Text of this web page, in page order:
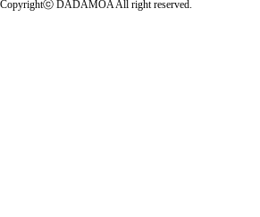
Copyrightⓒ DADAMOA All right reserved.